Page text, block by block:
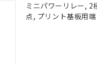
ミニパワーリレー, 2
点, プリント基板用